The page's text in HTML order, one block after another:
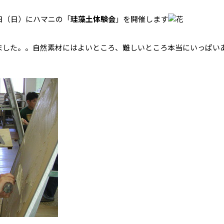
日）にハマニの「珪藻土体験会」を開催します
た。。自然素材にはよいところ、難しいところ本当にいっぱい